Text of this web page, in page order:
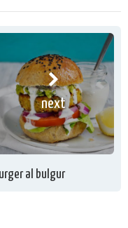
next
al bulgur